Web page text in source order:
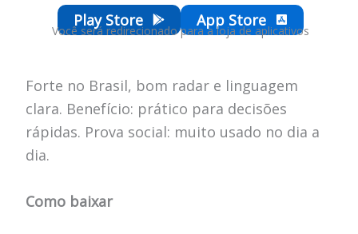
Play Store
App Store
Você será redirecionado para a loja de aplicativos
Forte no Brasil, bom radar e linguagem
clara. Benefício: prático para decisões
rápidas. Prova social: muito usado no dia a
dia.
Como baixar